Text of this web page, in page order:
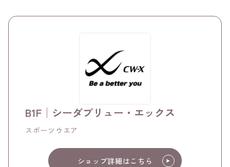
B1F│シーダブリュー・エックス
スポーツウエア
ショップ詳細はこちら